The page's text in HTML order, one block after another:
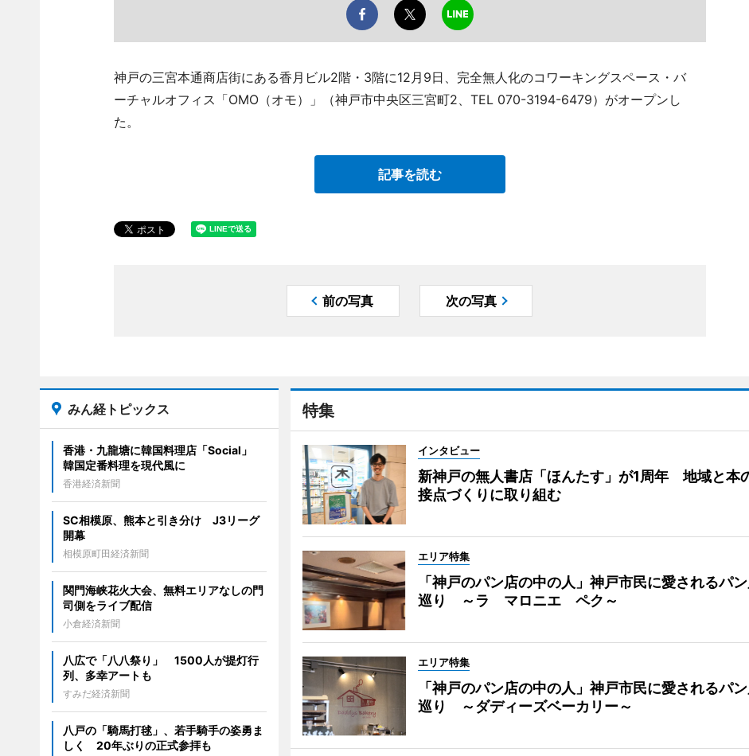
神戸の三宮本通商店街にある香月ビル2階・3階に12月9日、完全無人化のコワーキングスペース・バ
ーチャルオフィス「OMO（オモ）」（神戸市中央区三宮町2、TEL 070-3194-6479）がオープンし
た。
記事を読む
前の写真 次の写真
特集
インタビュー
新神戸の無人書店「ほんたす」が1周年 地域と本
接点づくりに取り組む
エリア特集
「神戸のパン店の中の人」神戸市民に愛されるパ
巡り ～ラ マロニエ ペク～
エリア特集
「神戸のパン店の中の人」神戸市民に愛されるパ
巡り ～ダディーズベーカリー～
みん経トピックス
香港・九龍塘に韓国料理店「Social」
韓国定番料理を現代風に
香港経済新聞
SC相模原、熊本と引き分け J3リーグ
開幕
相模原町田経済新聞
関門海峡花火大会、無料エリアなしの門
司側をライブ配信
小倉経済新聞
八広で「八八祭り」 1500人が提灯行
列、多幸アートも
すみだ経済新聞
八戸の「騎馬打毬」、若手騎手の姿勇ま
しく 20年ぶりの正式参拝も